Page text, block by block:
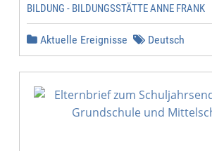
BILDUNG - BILDUNGSSTÄTTE ANNE FRANK
Aktuelle Ereignisse Deutsch